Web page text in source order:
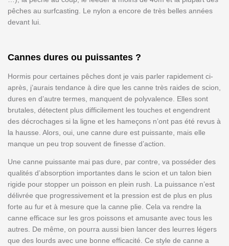
pêches au surfcasting. Le nylon a encore de très belles années
devant lui.
Cannes dures ou puissantes ?
Hormis pour certaines pêches dont je vais parler rapidement ci-
après, j’aurais tendance à dire que les canne très raides de scion,
dures en d’autre termes, manquent de polyvalence. Elles sont
brutales, détectent plus difficilement les touches et engendrent
des décrochages si la ligne et les hameçons n’ont pas été revus à
la hausse. Alors, oui, une canne dure est puissante, mais elle
manque un peu trop souvent de finesse d’action.
Une canne puissante mai pas dure, par contre, va posséder des
qualités d’absorption importantes dans le scion et un talon bien
rigide pour stopper un poisson en plein rush. La puissance n’est
délivrée que progressivement et la pression est de plus en plus
forte au fur et à mesure que la canne plie. Cela va rendre la
canne efficace sur les gros poissons et amusante avec tous les
autres. De même, on pourra aussi bien lancer des leurres légers
que des lourds avec une bonne efficacité. Ce style de canne a